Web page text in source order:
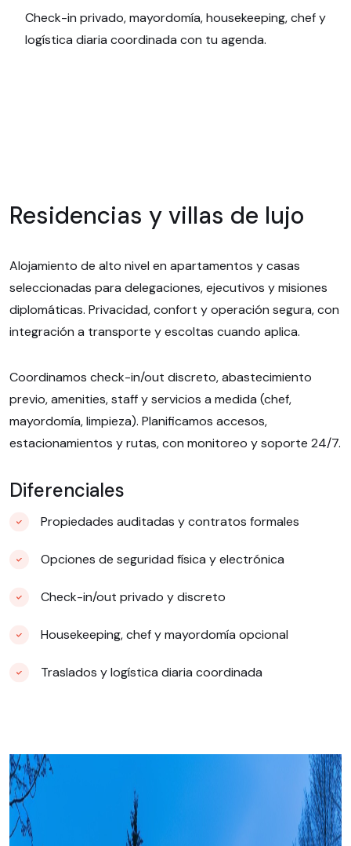
Check-in privado, mayordomía, housekeeping, chef y
logística diaria coordinada con tu agenda.
Residencias y villas de lujo
Alojamiento de alto nivel en apartamentos y casas
seleccionadas para delegaciones, ejecutivos y misiones
diplomáticas. Privacidad, confort y operación segura, con
integración a transporte y escoltas cuando aplica.
Coordinamos check-in/out discreto, abastecimiento
previo, amenities, staff y servicios a medida (chef,
mayordomía, limpieza). Planificamos accesos,
estacionamientos y rutas, con monitoreo y soporte 24/7.
Diferenciales
Propiedades auditadas y contratos formales
Opciones de seguridad física y electrónica
Check-in/out privado y discreto
Housekeeping, chef y mayordomía opcional
Traslados y logística diaria coordinada